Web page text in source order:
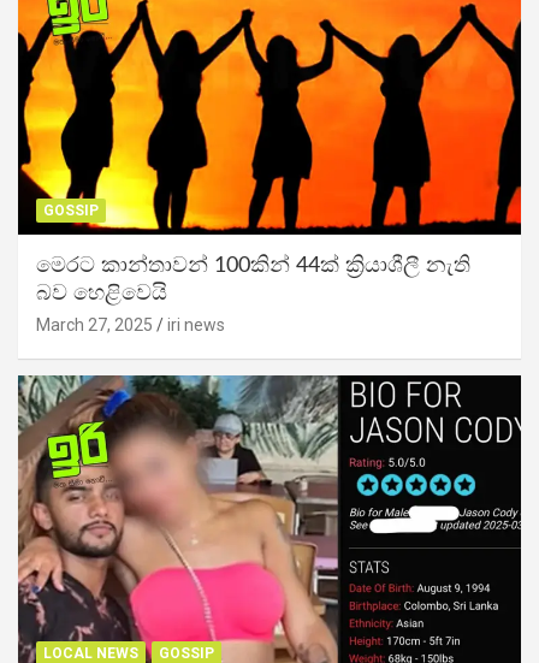
GOSSIP
මෙරට කාන්තාවන් 100කින් 44ක් ක්‍රියාශීලී නැති
බව හෙළිවෙයි
March 27, 2025 iri news
LOCAL NEWS GOSSIP